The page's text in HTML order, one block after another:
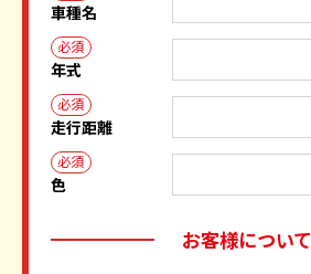
車種名
必須
年式
必須
走行距離
必須
色
お客様について